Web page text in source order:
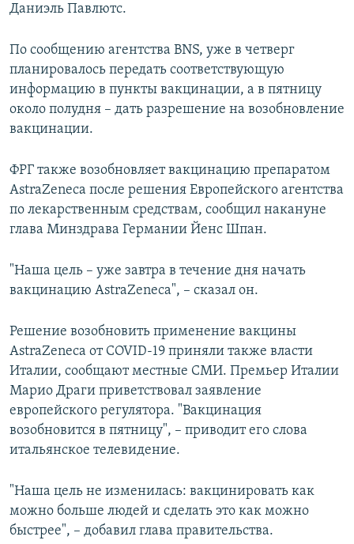
Даниэль Павлютс.
По сообщению агентства BNS, уже в четверг
планировалось передать соответствующую
информацию в пункты вакцинации, а в пятницу
около полудня – дать разрешение на возобновление
вакцинации.
ФРГ также возобновляет вакцинацию препаратом
AstraZeneca после решения Европейского агентства
по лекарственным средствам, сообщил накануне
глава Минздрава Германии Йенс Шпан.
"Наша цель – уже завтра в течение дня начать
вакцинацию AstraZeneca", – сказал он.
Решение возобновить применение вакцины
AstraZeneca от COVID-19 приняли также власти
Италии, сообщают местные СМИ. Премьер Италии
Марио Драги приветствовал заявление
европейского регулятора. "Вакцинация
возобновится в пятницу", – приводит его слова
итальянское телевидение.
"Наша цель не изменилась: вакцинировать как
можно больше людей и сделать это как можно
быстрее", – добавил глава правительства.